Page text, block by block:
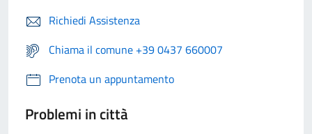
Richiedi Assistenza
Chiama il comune +39 0437 660007
Prenota un appuntamento
Problemi in città